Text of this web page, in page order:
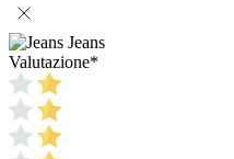
Jeans
Valutazione*